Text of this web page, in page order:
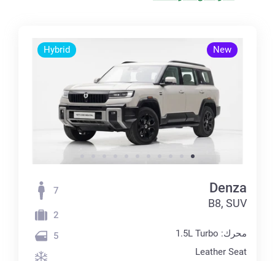
New
Hybrid
Denza
B8, SUV
محرك: 1.5L Turbo
Leather Seat
7
2
5